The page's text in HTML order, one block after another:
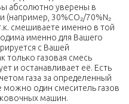
абсолютно уверены в
(например, 30%CO₂/70%N₂
смешиваете именно в той
именно для Вашего
с Вашей
только газовая смесь
и останавливает её. Есть
газа за определенный
можно один смеситель газов
машин.